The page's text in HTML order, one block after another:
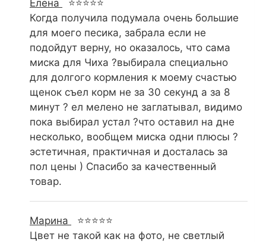
Елена
⭐⭐⭐⭐⭐
Когда получила подумала очень большие
для моего песика, забрала если не
подойдут верну, но оказалось, что сама
миска для Чиха ?выбирала специально
для долгого кормления к моему счастью
щенок съел корм не за 30 секунд а за 8
минут ? ел мелено не заглатывал, видимо
пока выбирал устал ?что оставил на дне
несколько, вообщем миска одни плюсы ?
эстетичная, практичная и досталась за
пол цены ) Спасибо за качественный
товар.
Марина
⭐⭐⭐⭐⭐
Цвет не такой как на фото, не светлый